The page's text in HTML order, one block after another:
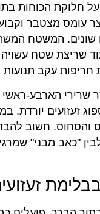
חלוקת הכוחות
עומס מצטבר
שונים. המשטח
שריצת שטח
עקב תנועות
שרירי הארבע-
זעזועים יורדת.
והסחוס. חשוב
שעות מהאימון, לבין